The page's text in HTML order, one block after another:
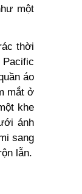
một
thời
áo
mắt ở
khe
ánh
sang
lẫn.